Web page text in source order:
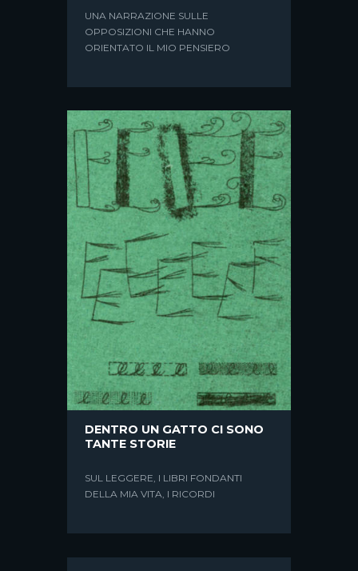
UNA NARRAZIONE SULLE
OPPOSIZIONI CHE HANNO
ORIENTATO IL MIO PENSIERO
DENTRO UN GATTO CI SONO
TANTE STORIE
SUL LEGGERE, I LIBRI FONDANTI
DELLA MIA VITA, I RICORDI